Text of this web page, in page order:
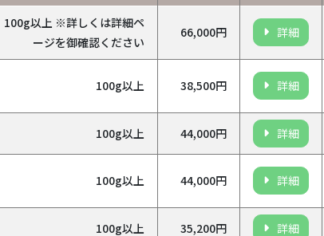
100g以上 ※詳しくは詳細ペ
ージを御確認ください
66,000円 詳細
100g以上 38,500円 詳細
100g以上 44,000円 詳細
100g以上 44,000円 詳細
100g以上 35,200円 詳細